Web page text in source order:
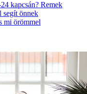
kapcsán? Remek
segít önnek
mi örömmel